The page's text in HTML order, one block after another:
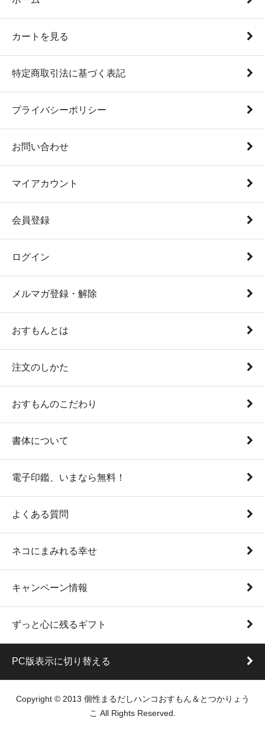
カートを見る
特定商取引法に基づく表記
プライバシーポリシー
お問い合わせ
マイアカウント
会員登録
ログイン
メルマガ登録・解除
おすもんとは
注文のしかた
おすもんのこだわり
書体について
電子印鑑、いまなら無料！
よくある質問
ネコにまみれる幸せ
キャンペーン情報
ずっと心に残るギフト
PC版表示に切り替える
Copyright © 2013 個性まるだしハンコおすもん＆とつかりょう
こ All Rights Reserved.